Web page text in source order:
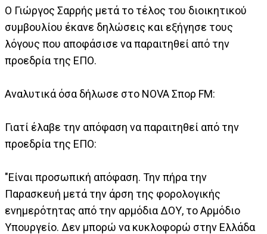
Ο Γιώργος Σαρρής μετά το τέλος του διοικητικού
συμβουλίου έκανε δηλώσεις και εξήγησε τους
λόγους που αποφάσισε να παραιτηθεί από την
προεδρία της ΕΠΟ.
Αναλυτικά όσα δήλωσε στο NOVA Σπορ FM:
Γιατί έλαβε την απόφαση να παραιτηθεί από την
προεδρία της ΕΠΟ:
"Είναι προσωπική απόφαση. Την πήρα την
Παρασκευή μετά την άρση της φορολογικής
ενημερότητας από την αρμόδια ΔΟΥ, το Αρμόδιο
Υπουργείο. Δεν μπορώ να κυκλοφορώ στην Ελλάδα